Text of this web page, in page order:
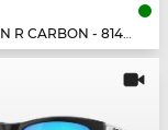
R CARBON - 814902